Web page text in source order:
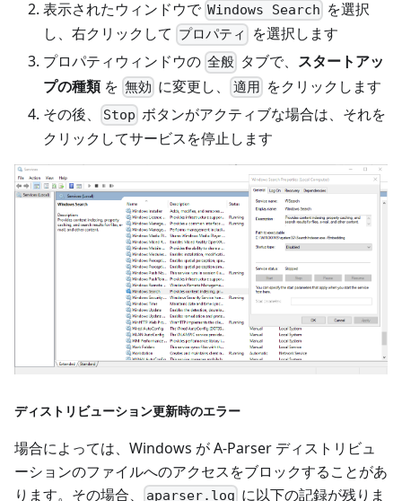
表示されたウィンドウで Windows Search を選択
し、右クリックして プロパティ
を選択します
プロパティウィンドウの 全般 タブで、 スタートアッ
プの種類を 無効 に変更し、 適用 をクリックします
その後、
Stop ボタンがアクティブな場合は、それを
クリックしてサービスを停止します
ディストリビューション更新時のエラー
場合によっては、Windows が A-Parser ディストリビュ
ーションのファイルへのアクセスをブロックすることがあ
ります。その場合、
aparser.log に以下の記録が残りま